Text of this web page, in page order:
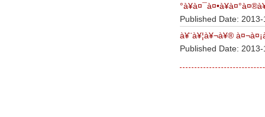
Published Date:
à¥¨à¥¦à¥¬à¥®
Published Date: